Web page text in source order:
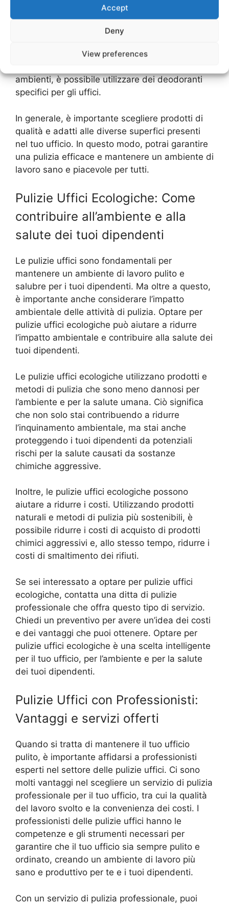
Accept
Deny
View preferences
affidarsi a una ditta specializzata.
Per una pulizia più approfondita, è possibile
eliminano i batteri e i germi presenti sulle
ambienti, è possibile utilizzare dei deodoranti
specifici per gli uffici.
In generale, è importante scegliere prodotti di
qualità e adatti alle diverse superfici presenti
nel tuo ufficio. In questo modo, potrai garantire
una pulizia efficace e mantenere un ambiente di
lavoro sano e piacevole per tutti.
Pulizie Uffici Ecologiche: Come
contribuire all’ambiente e alla
salute dei tuoi dipendenti
Le pulizie uffici sono fondamentali per
mantenere un ambiente di lavoro pulito e
salubre per i tuoi dipendenti. Ma oltre a questo,
è importante anche considerare l’impatto
ambientale delle attività di pulizia. Optare per
pulizie uffici ecologiche può aiutare a ridurre
l’impatto ambientale e contribuire alla salute dei
tuoi dipendenti.
Le pulizie uffici ecologiche utilizzano prodotti e
metodi di pulizia che sono meno dannosi per
l’ambiente e per la salute umana. Ciò significa
che non solo stai contribuendo a ridurre
l’inquinamento ambientale, ma stai anche
proteggendo i tuoi dipendenti da potenziali
rischi per la salute causati da sostanze
chimiche aggressive.
Inoltre, le pulizie uffici ecologiche possono
aiutare a ridurre i costi. Utilizzando prodotti
naturali e metodi di pulizia più sostenibili, è
possibile ridurre i costi di acquisto di prodotti
chimici aggressivi e, allo stesso tempo, ridurre i
costi di smaltimento dei rifiuti.
Se sei interessato a optare per pulizie uffici
ecologiche, contatta una ditta di pulizie
professionale che offra questo tipo di servizio.
Chiedi un preventivo per avere un’idea dei costi
e dei vantaggi che puoi ottenere. Optare per
pulizie uffici ecologiche è una scelta intelligente
per il tuo ufficio, per l’ambiente e per la salute
dei tuoi dipendenti.
Pulizie Uffici con Professionisti:
Vantaggi e servizi offerti
Quando si tratta di mantenere il tuo ufficio
pulito, è importante affidarsi a professionisti
esperti nel settore delle pulizie uffici. Ci sono
molti vantaggi nel scegliere un servizio di pulizia
professionale per il tuo ufficio, tra cui la qualità
del lavoro svolto e la convenienza dei costi. I
professionisti delle pulizie uffici hanno le
competenze e gli strumenti necessari per
garantire che il tuo ufficio sia sempre pulito e
ordinato, creando un ambiente di lavoro più
sano e produttivo per te e i tuoi dipendenti.
Con un servizio di pulizia professionale, puoi